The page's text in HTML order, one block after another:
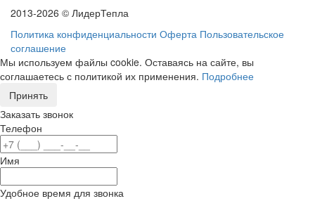
2013-2026 © ЛидерТепла
Политика конфиденциальности Оферта Пользовательское
соглашение
Мы используем файлы cookie. Оставаясь на сайте, вы
соглашаетесь с политикой их применения. Подробнее
Принять
Заказать звонок
Телефон
Имя
Удобное время для звонка